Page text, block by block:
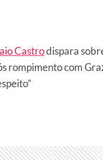
Castrodispara
rompimento com